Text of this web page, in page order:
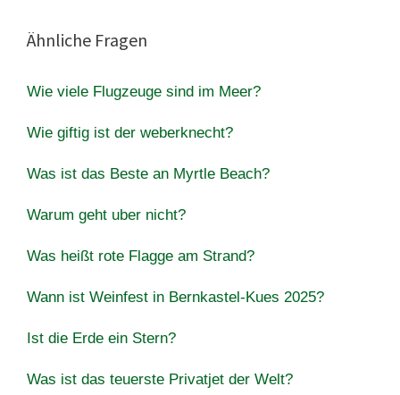
Ähnliche Fragen
Wie viele Flugzeuge sind im Meer?
Wie giftig ist der weberknecht?
Was ist das Beste an Myrtle Beach?
Warum geht uber nicht?
Was heißt rote Flagge am Strand?
Wann ist Weinfest in Bernkastel-Kues 2025?
Ist die Erde ein Stern?
Was ist das teuerste Privatjet der Welt?